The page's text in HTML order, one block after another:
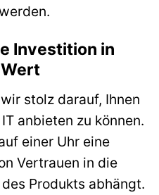
Investition in
stolz darauf, Ihnen
anbieten zu können.
einer Uhr eine
Vertrauen in die
Produkts abhängt.